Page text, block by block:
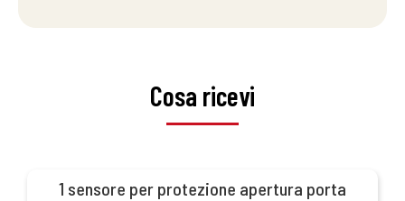
Cosa ricevi
1 sensore per protezione apertura porta